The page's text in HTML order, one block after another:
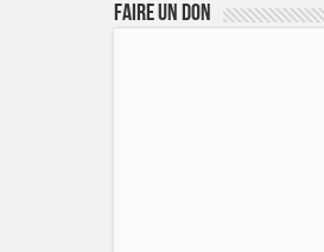
FAIRE UN DON